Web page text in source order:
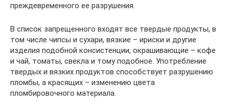
преждевременного ее разрушения.
В список запрещенного входят все твердые продукты, в
том числе чипсы и сухари, вязкие – ириски и другие
изделия подобной консистенции, окрашивающие – кофе
и чай, томаты, свекла и тому подобное. Употребление
твердых и вязких продуктов способствует разрушению
пломбы, а красящих – изменению цвета
пломбировочного материала.